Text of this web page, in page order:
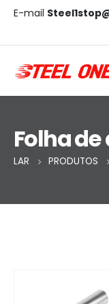
E-mail
Folha
LAR PRODUTOS